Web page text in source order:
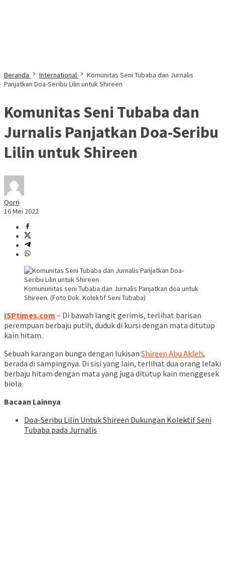
Beranda International
Komunitas Seni Tubaba dan Jurnalis
Panjatkan Doa-Seribu Lilin untuk Shireen
Komunitas Seni Tubaba dan
Jurnalis Panjatkan Doa-Seribu
Lilin untuk Shireen
Qorri
16 Mei 2022
Komununitas seni Tubaba dan Jurnalis Panjatkan doa untuk
Shireen. (Foto Dok. Kolektif Seni Tubaba)
ISPtimes.com – Di bawah langit gerimis, terlihat barisan
perempuan berbaju putih, duduk di kursi dengan mata ditutup
kain hitam.
Sebuah karangan bunga dengan lukisan Shireen Abu Akleh,
berada di sampingnya. Di sisi yang lain, terlihat dua orang lelaki
berbaju hitam dengan mata yang juga ditutup kain menggesek
biola.
Bacaan Lainnya
Doa-Seribu Lilin Untuk Shireen Dukungan Kolektif Seni
Tubaba pada Jurnalis